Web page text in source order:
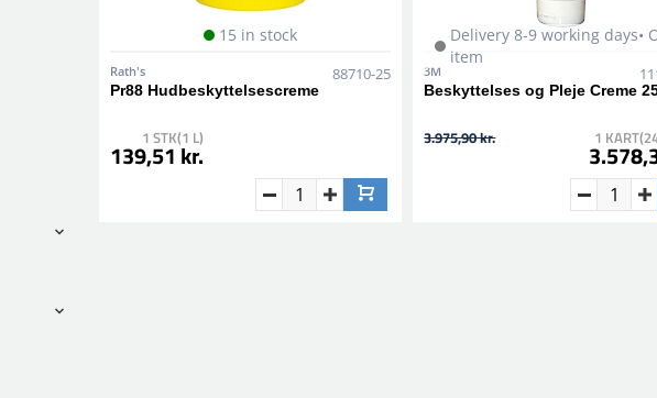
15 in stock
Rath's 88710-25
Pr88 Hudbeskyttelsescreme
1 STK(1 L)
139,51 kr.
Delivery 8-9 working days•
item
3M
Beskyttelses og Pleje Creme
3.975,90 kr. 1